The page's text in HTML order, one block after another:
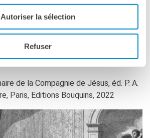
Autoriser la sélection
Refuser
ante su restauración, éd. P. Chinchilla
ibero-americana, 2014
di Gesù, éd. Girolamo Imbruglia, P.
de la Compagnie de Jésus, éd. P. A.
Paris, Editions Bouquins, 2022